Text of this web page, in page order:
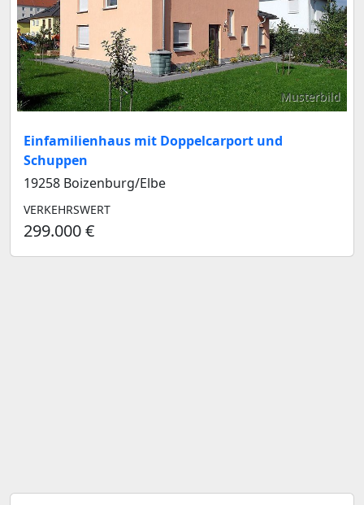
Musterbild
Einfamilienhaus mit Doppelcarport und
Schuppen
19258 Boizenburg/Elbe
VERKEHRSWERT
299.000 €